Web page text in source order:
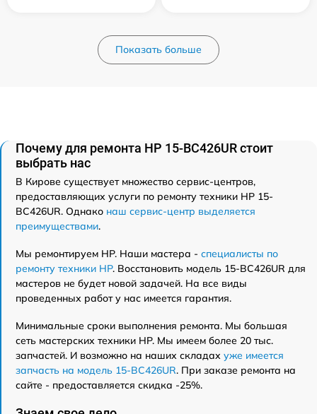
Показать больше
Почему для ремонта HP 15-BC426UR стоит
выбрать нас
В Кирове существует множество сервис-центров,
предоставляющих услуги по ремонту техники HP 15-
BC426UR. Однако наш сервис-центр выделяется
преимуществами.
Мы ремонтируем HP. Наши мастера - специалисты по
ремонту техники HP. Восстановить модель 15-BC426UR для
мастеров не будет новой задачей. На все виды
проведенных работ у нас имеется гарантия.
Минимальные сроки выполнения ремонта. Мы большая
сеть мастерских техники HP. Мы имеем более 20 тыс.
запчастей. И возможно на наших складах уже имеется
запчасть на модель 15-BC426UR. При заказе ремонта на
сайте - предоставляется скидка -25%.